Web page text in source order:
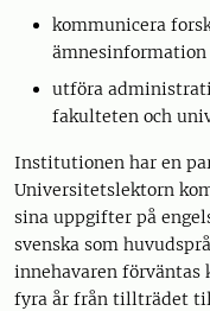
kommunicera
utföra
fakulteten och
Institutionen har en
Universitetslektorn
sina uppgifter på
svenska som
innehavaren förväntas
fyra år från tillträdet